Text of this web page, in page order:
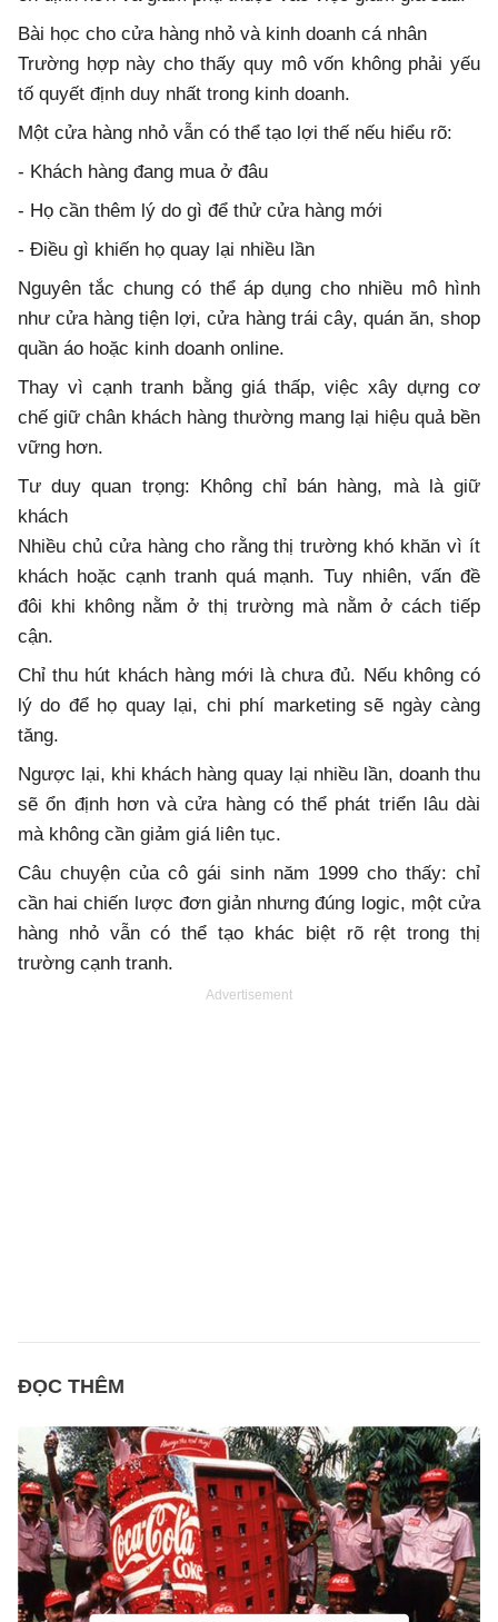
Bài học cho cửa hàng nhỏ và kinh doanh cá nhân
Trường hợp này cho thấy quy mô vốn không phải yếu
tố quyết định duy nhất trong kinh doanh.
Một cửa hàng nhỏ vẫn có thể tạo lợi thế nếu hiểu rõ:
- Khách hàng đang mua ở đâu
- Họ cần thêm lý do gì để thử cửa hàng mới
- Điều gì khiến họ quay lại nhiều lần
Nguyên tắc chung có thể áp dụng cho nhiều mô hình
như cửa hàng tiện lợi, cửa hàng trái cây, quán ăn, shop
quần áo hoặc kinh doanh online.
Thay vì cạnh tranh bằng giá thấp, việc xây dựng cơ
chế giữ chân khách hàng thường mang lại hiệu quả bền
vững hơn.
Tư duy quan trọng: Không chỉ bán hàng, mà là giữ
khách
Nhiều chủ cửa hàng cho rằng thị trường khó khăn vì ít
khách hoặc cạnh tranh quá mạnh. Tuy nhiên, vấn đề
đôi khi không nằm ở thị trường mà nằm ở cách tiếp
cận.
Chỉ thu hút khách hàng mới là chưa đủ. Nếu không có
lý do để họ quay lại, chi phí marketing sẽ ngày càng
tăng.
Ngược lại, khi khách hàng quay lại nhiều lần, doanh thu
sẽ ổn định hơn và cửa hàng có thể phát triển lâu dài
mà không cần giảm giá liên tục.
Câu chuyện của cô gái sinh năm 1999 cho thấy: chỉ
cần hai chiến lược đơn giản nhưng đúng logic, một cửa
hàng nhỏ vẫn có thể tạo khác biệt rõ rệt trong thị
trường cạnh tranh.
Advertisement
ĐỌC THÊM